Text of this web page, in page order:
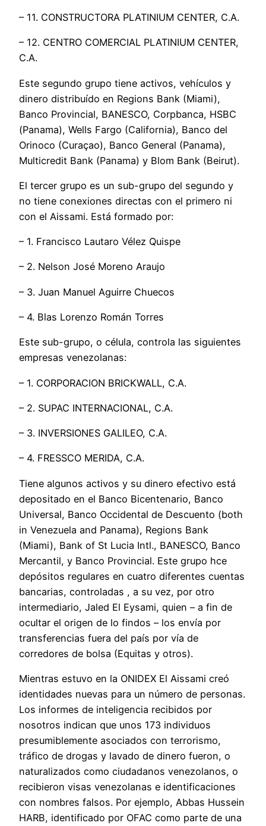
– 11. CONSTRUCTORA PLATINIUM CENTER, C.A.
– 12. CENTRO COMERCIAL PLATINIUM CENTER,
C.A.
Este segundo grupo tiene activos, vehículos y
dinero distribuído en Regions Bank (Miami),
Banco Provincial, BANESCO, Corpbanca, HSBC
(Panama), Wells Fargo (California), Banco del
Orinoco (Curaçao), Banco General (Panama),
Multicredit Bank (Panama) y Blom Bank (Beirut).
El tercer grupo es un sub-grupo del segundo y
no tiene conexiones directas con el primero ni
con el Aissami. Está formado por:
– 1. Francisco Lautaro Vélez Quispe
– 2. Nelson José Moreno Araujo
– 3. Juan Manuel Aguirre Chuecos
– 4. Blas Lorenzo Román Torres
Este sub-grupo, o célula, controla las siguientes
empresas venezolanas:
– 1. CORPORACION BRICKWALL, C.A.
– 2. SUPAC INTERNACIONAL, C.A.
– 3. INVERSIONES GALILEO, C.A.
– 4. FRESSCO MERIDA, C.A.
Tiene algunos activos y su dinero efectivo está
depositado en el Banco Bicentenario, Banco
Universal, Banco Occidental de Descuento (both
in Venezuela and Panama), Regions Bank
(Miami), Bank of St Lucia Intl., BANESCO, Banco
Mercantil, y Banco Provincial. Este grupo hce
depósitos regulares en cuatro diferentes cuentas
bancarias, controladas , a su vez, por otro
intermediario, Jaled El Eysami, quien – a fin de
ocultar el origen de lo findos – los envía por
transferencias fuera del país por vía de
corredores de bolsa (Equitas y otros).
Mientras estuvo en la ONIDEX El Aissami creó
identidades nuevas para un número de personas.
Los informes de inteligencia recibidos por
nosotros indican que unos 173 individuos
presumiblemente asociados con terrorismo,
tráfico de drogas y lavado de dinero fueron, o
naturalizados como ciudadanos venezolanos, o
recibieron visas venezolanas e identificaciones
con nombres falsos. Por ejemplo, Abbas Hussein
HARB, identificado por OFAC como parte de una